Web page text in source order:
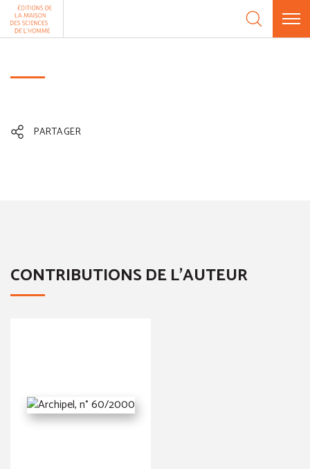
Aller au contenu
PARTAGER
CONTRIBUTIONS DE L'AUTEUR
Panneau de gestion des cookies